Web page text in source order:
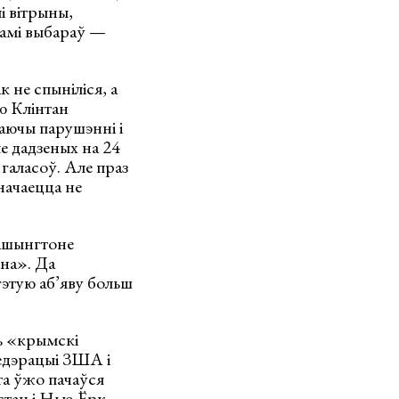
выбараў —
не спыніліся, а
Клінтан
парушэнні і
дадзеных на 24
Але праз
не
Да
аб’яву больш
«крымскі
ЗША і
ўжо пачаўся